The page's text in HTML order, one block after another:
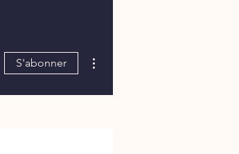
S'abonner